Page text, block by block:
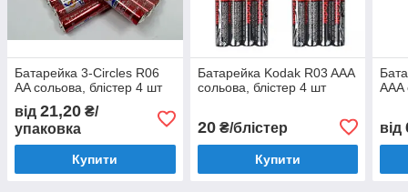
Батарейка 3-Circles R06
AA сольова, блістер 4 шт
від 21,20 ₴/
упаковка
Купити
Батарейка Kodak R03 AAA
сольова, блістер 4 шт
20₴/блістер
Купити
AAA
від